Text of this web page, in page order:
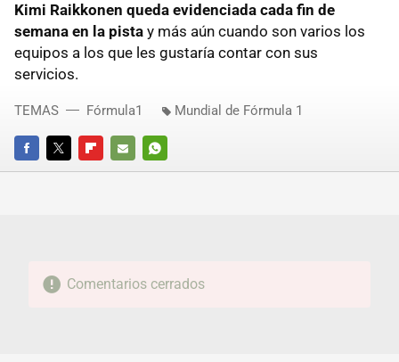
Kimi Raikkonen queda evidenciada cada fin de
semana en la pista y más aún cuando son varios los
equipos a los que les gustaría contar con sus
servicios.
FACEBOOKTWITTERFLIPBOARD
E-
WHATSAPP
TEMAS Fórmula1 Mundial de Fórmula 1
Comentarios cerrados